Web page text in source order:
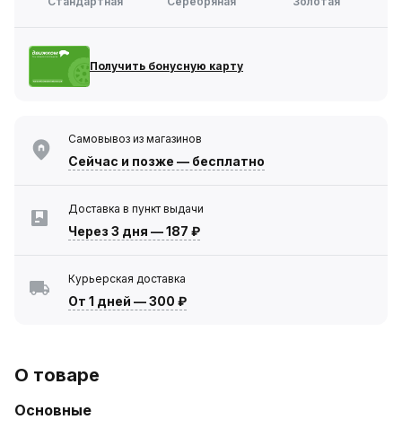
Получить бонусную карту
Самовывоз из магазинов
Сейчас и позже — бесплатно
Доставка в пункт выдачи
Через 3 дня —187 ₽
Курьерская доставка
От 1 дней —300 ₽
О товаре
Основные